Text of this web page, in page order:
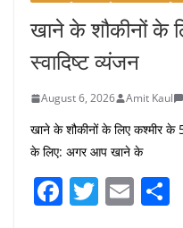
खाने के शौकीनों के
स्वादिष्ट व्यंजन
August 6, 2026 Amit Kaul
खाने के शौकीनों के लिए कश्मीर के
के लिए: अगर आप खाने के
F T E